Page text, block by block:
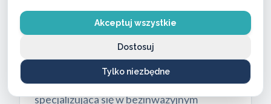
Akceptuj wszystkie
Tylko niezbędne
Dostosuj
Zatrzaśnięte drzwi to problem, który
rozwiązujemy w czasie od 15 do 30 minut.
ślusarz Ursynówprzyjeżdża na
Zabezpieczeń to lokalna firma
specjalizująca się w bezinwazyjnym